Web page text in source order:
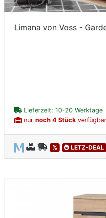
Limana von Voss -
Lieferzeit: 10-20 Werktage
nur noch 4 Stückverfügbar
% LETZ-DEAL